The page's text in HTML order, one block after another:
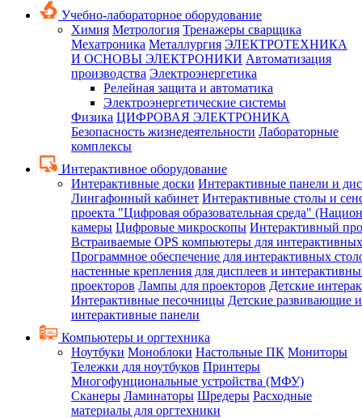
Учебно-лабораторное оборудование
Химия Метрология Тренажеры сварщика
Мехатроника Металлургия ЭЛЕКТРОТЕХНИКА
И ОСНОВЫ ЭЛЕКТРОНИКИ Автоматизация
производства Электроэнергетика
Релейная защита и автоматика
Электроэнергетические системы
Физика ЦИФРОВАЯ ЭЛЕКТРОНИКА
Безопасность жизнедеятельности Лабораторные
комплексы
Интерактивное оборудование
Интерактивные доски Интерактивные панели и
Лингафонный кабинет Интерактивные столы и
проекта "Цифровая образовательная среда"
камеры Цифровые микроскопы Интерактивный
Встраиваемые OPS компьютеры для
Программное обеспечение для интерактивных
настенные крепления для дисплеев и
проекторов Лампы для проекторов Детские
Интерактивные песочницы Детские развивающие
интерактивные панели
Компьютеры и оргтехника
Ноутбуки Моноблоки Настольные ПК Мониторы
Тележки для ноутбуков Принтеры
Многофунциональные устройства (МФУ)
Сканеры Ламинаторы Шредеры Расходные
материалы для оргтехники